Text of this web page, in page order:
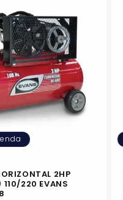
2HP
220 EVANS